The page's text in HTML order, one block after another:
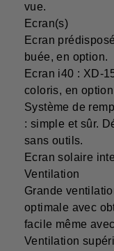
vue.
Ecran(s)
Ecran
buée, en option.
Ecran i40 : XD-
coloris, en
Système de
: simple et sûr.
sans outils.
Ecran solaire
Ventilation
Grande
optimale avec
facile même
Ventilation